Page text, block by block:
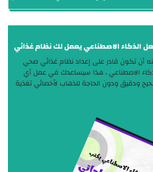
الذكاء الاصطناعي يعمل لك نظام غذائي
أن تكون قادر على إعداد نظام غذائي صحي
الاصطناعي ، هذا سيساعدك في عمل أي
ودقيق ودون الحاجة للذهاب لأخصائي تغذية